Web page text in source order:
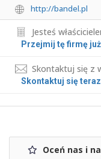
http://bandel.pl
Jesteś
Przejmij tę firmę
Skontaktuj się z
Skontaktuj się
Oceń nas i